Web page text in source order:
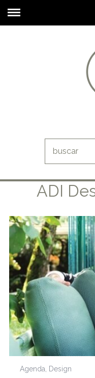
ADI
Agenda Design